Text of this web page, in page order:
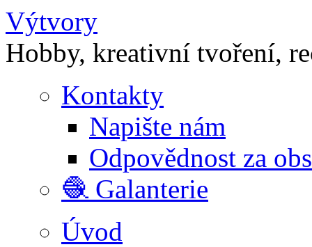
Výtvory
Hobby, kreativní tvoření,
Kontakty
Napište nám
Odpovědnost za
🧶 Galanterie
Úvod